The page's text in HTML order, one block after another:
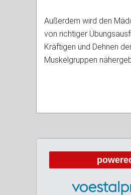
Außerdem wird den
von richtiger
Kräftigen und Dehnen
Muskelgruppen